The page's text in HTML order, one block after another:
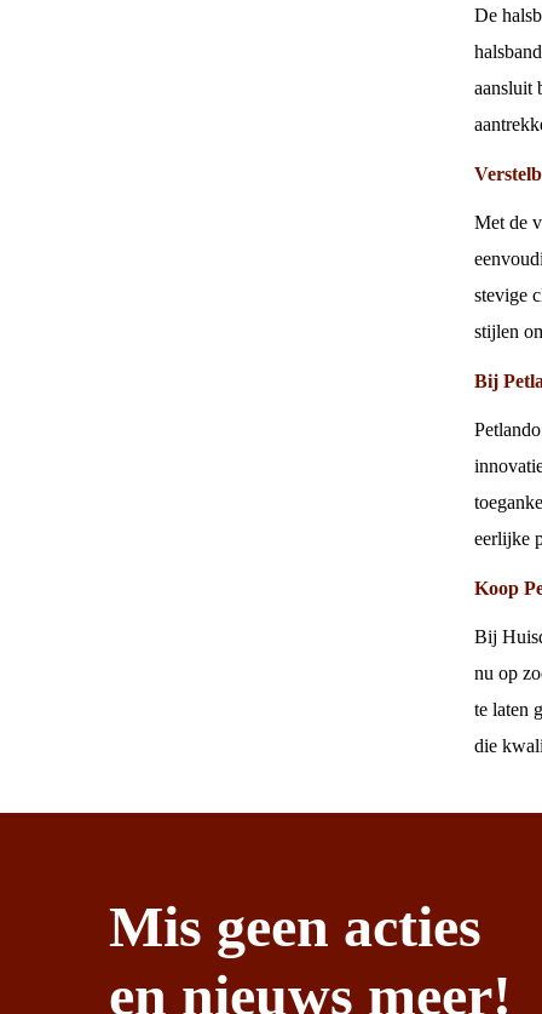
De
aansluit
Met de
stevige
stijlen
Bij
eerlijke
Koop
Bij
nu op
te laten
die
Mis geen acties
en nieuws meer!